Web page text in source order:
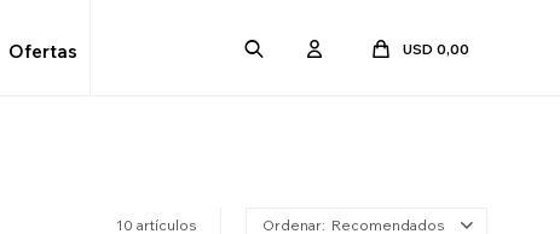
Ofertas USD 0,00
10 artículos Recomendados